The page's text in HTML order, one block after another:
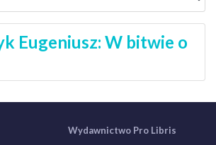
Eugeniusz: W bitwie o
Wydawnictwo Pro Libris